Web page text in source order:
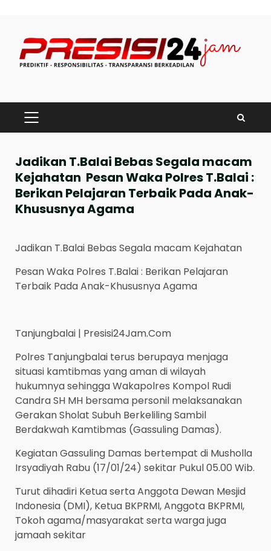
content
PRIMARY
MENU
Jadikan T.Balai Bebas Segala macam
Kejahatan Pesan Waka Polres T.Balai :
Berikan Pelajaran Terbaik Pada Anak-
Khususnya Agama
Jadikan T.Balai Bebas Segala macam Kejahatan
Pesan Waka Polres T.Balai : Berikan Pelajaran
Terbaik Pada Anak-Khususnya Agama
Tanjungbalai | Presisi24Jam.Com
Polres Tanjungbalai terus berupaya menjaga
situasi kamtibmas yang aman di wilayah
hukumnya sehingga Wakapolres Kompol Rudi
Candra SH MH bersama personil melaksanakan
Gerakan Sholat Subuh Berkeliling Sambil
Berdakwah Kamtibmas (Gassuling Damas).
Kegiatan Gassuling Damas bertempat di Musholla
Irsyadiyah Rabu (17/01/24) sekitar Pukul 05.00 Wib.
Turut dihadiri Ketua serta Anggota Dewan Mesjid
Indonesia (DMI), Ketua BKPRMI, Anggota BKPRMI,
Tokoh agama/masyarakat serta warga juga
jamaah sekitar